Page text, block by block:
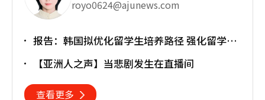
royo0624@ajunews.com
报告：韩国拟优化留学生培养路径 强化留学就
【亚洲人之声】当悲剧发生在直播间
查看更多